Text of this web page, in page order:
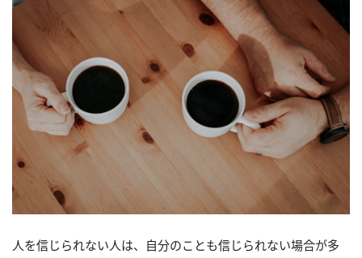
人を信じられない人は、自分のことも信じられない場合が多